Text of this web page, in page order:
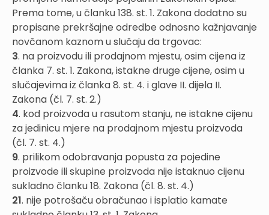
Prema tome, u članku 138. st. 1. Zakona dodatno su
propisane prekršajne odredbe odnosno kažnjavanje
novčanom kaznom u slučaju da trgovac:
3. na proizvodu ili prodajnom mjestu, osim cijena iz
članka 7. st. 1. Zakona, istakne druge cijene, osim u
slučajevima iz članka 8. st. 4. i glave II. dijela II.
Zakona (čl. 7. st. 2.)
4. kod proizvoda u rasutom stanju, ne istakne cijenu
za jedinicu mjere na prodajnom mjestu proizvoda
(čl. 7. st. 4.)
9. prilikom odobravanja popusta za pojedine
proizvode ili skupine proizvoda nije istaknuo cijenu
sukladno članku 18. Zakona (čl. 8. st. 4.)
21. nije potrošaču obračunao i isplatio kamate